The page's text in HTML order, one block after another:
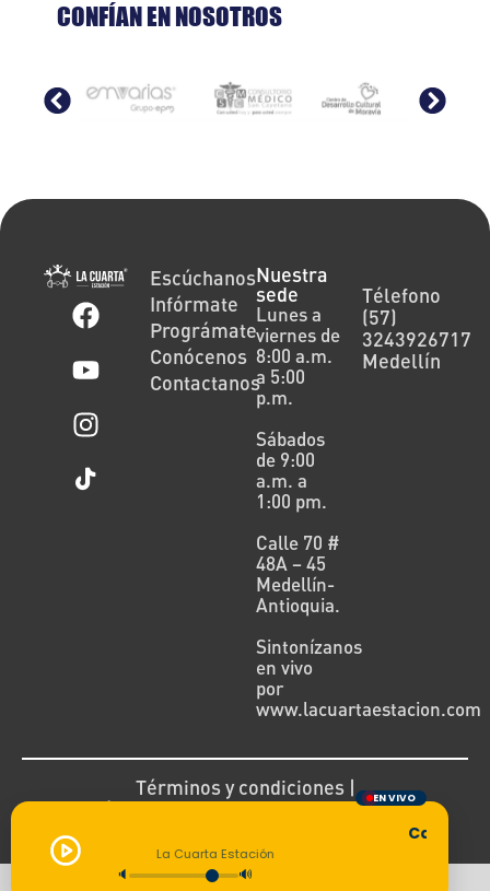
EN VIVO
La Cuarta Estación
🔈 🔊
CONFÍAN EN NOSOTROS
Escúchanos
Infórmate
Prográmate
Conócenos
Contactanos
Nuestra
sede
Lunes a
viernes de
8:00 a.m.
a 5:00
p.m.
Sábados
de 9:00
a.m. a
1:00 pm.
Calle 70 #
48A – 45
Medellín-
Antioquia.
Sintonízanos
en vivo
por
www.lacuartaestacion.com
Télefono
(57)
3243926717
Medellín
Términos y condiciones |
Política de devoluciones y reembolsos